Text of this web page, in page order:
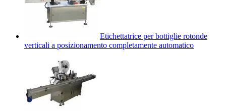
Etichettatrice per bottiglie rotonde
verticali a posizionamento completamente automatico